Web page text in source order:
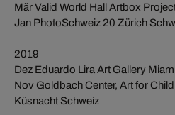
Mär Valid World Hall Artbox
Jan PhotoSchweiz 20 Zürich
2019
Dez Eduardo Lira Art Gallery
Nov Goldbach Center, Art for
Küsnacht Schweiz